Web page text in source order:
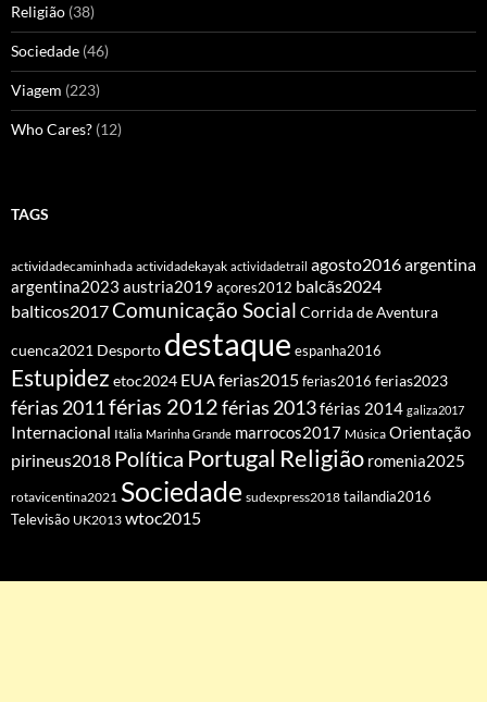
Religião (38)
Sociedade (46)
Viagem (223)
Who Cares? (12)
TAGS
actividadecaminhada actividadekayak actividadetrail agosto2016argentina
argentina2023 austria2019 açores2012 balcãs2024
balticos2017Comunicação Social Corrida de Aventura
cuenca2021 Desporto destaque espanha2016
Estupidez etoc2024 EUAferias2015ferias2016 ferias2023
férias 2011férias 2012férias 2013férias 2014 galiza2017
Internacional Itália Marinha Grande marrocos2017 Música Orientação
pirineus2018 Política Portugal Religião romenia2025
rotavicentina2021 Sociedade sudexpress2018 tailandia2016
Televisão UK2013 wtoc2015